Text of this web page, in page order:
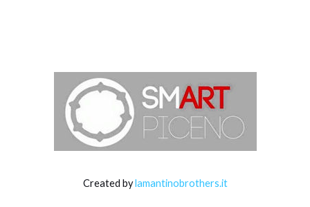
Created bylamantinobrothers.it